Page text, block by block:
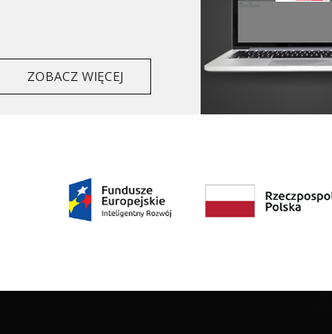
ZOBACZ WIĘCEJ